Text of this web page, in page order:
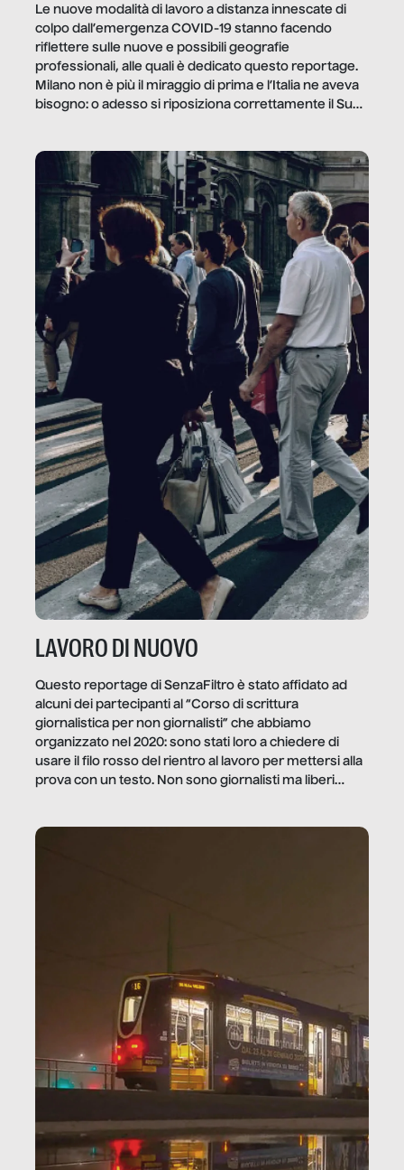
Le nuove modalità di lavoro a distanza innescate di
colpo dall’emergenza COVID-19 stanno facendo
riflettere sulle nuove e possibili geografie
professionali, alle quali è dedicato questo reportage.
Milano non è più il miraggio di prima e l’Italia ne aveva
bisogno: o adesso si riposiziona correttamente il Sud
LAVORO DI NUOVO
Questo reportage di SenzaFiltro è stato affidato ad
alcuni dei partecipanti al “Corso di scrittura
giornalistica per non giornalisti” che abbiamo
organizzato nel 2020: sono stati loro a chiedere di
usare il filo rosso del rientro al lavoro per mettersi alla
prova con un testo. Non sono giornalisti ma liberi